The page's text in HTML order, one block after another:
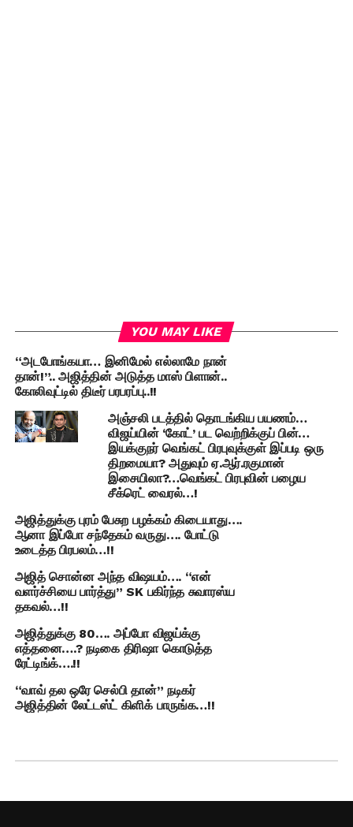
YOU MAY LIKE
“அடபோங்கயா… இனிமேல் எல்லாமே நான்
தான்!”.. அஜித்தின் அடுத்த மாஸ் பிளான்..
கோலிவுட்டில் திடீர் பரபரப்பு..!!
அஞ்சலி படத்தில் தொடங்கிய பயணம்…
விஜய்யின் ‘கோட்’ பட வெற்றிக்குப் பின்…
இயக்குநர் வெங்கட் பிரபுவுக்குள் இப்படி ஒரு
திறமையா? அதுவும் ஏ.ஆர்.ரகுமான்
இசையிலா?…வெங்கட் பிரபுவின் பழைய
சீக்ரெட் வைரல்…!
அஜித்துக்கு புரம் பேசுற பழக்கம் கிடையாது….
ஆனா இப்போ சந்தேகம் வருது…. போட்டு
உடைத்த பிரபலம்…!!
அஜித் சொன்ன அந்த விஷயம்…. “என்
வளர்ச்சியை பார்த்து” SK பகிர்ந்த சுவாரஸ்ய
தகவல்…!!
அஜித்துக்கு 80…. அப்போ விஜய்க்கு
எத்தனை….? நடிகை திரிஷா கொடுத்த
ரேட்டிங்க்….!!
“வாவ் தல ஒரே செல்பி தான்” நடிகர்
அஜித்தின் லேட்டஸ்ட் கிளிக் பாருங்க…!!